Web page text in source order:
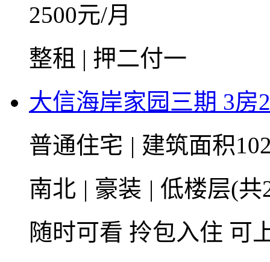
2500元/月
整租 | 押二付一
大信海岸家园三期 3房
普通住宅 | 建筑面积
南北 | 豪装 | 低楼层(
随时可看 拎包入住 可